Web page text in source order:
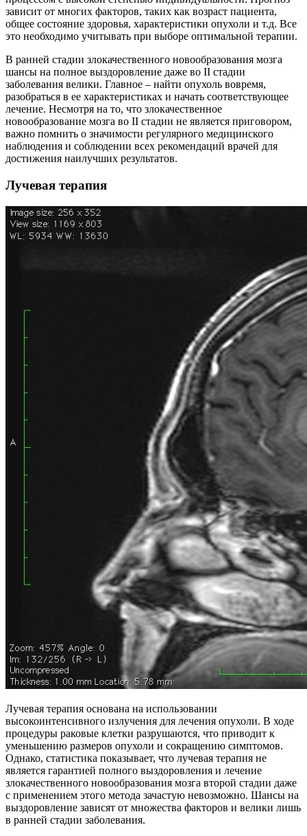
зависит от многих факторов, таких как возраст пациента,
общее состояние здоровья, характеристики опухоли и т.д. Все
это необходимо учитывать при выборе оптимальной терапии.
В ранней стадии злокачественного новообразования мозга
шансы на полное выздоровление даже во II стадии
заболевания велики. Главное – найти опухоль вовремя,
разобраться в ее характеристиках и начать соответствующее
лечение. Несмотря на то, что злокачественное
новообразование мозга во II стадии не является приговором,
важно помнить о значимости регулярного медицинского
наблюдения и соблюдении всех рекомендаций врачей для
достижения наилучших результатов.
Лучевая терапия
Лучевая терапия основана на использовании
высокоинтенсивного излучения для лечения опухоли. В ходе
процедуры раковые клетки разрушаются, что приводит к
уменьшению размеров опухоли и сокращению симптомов.
Однако, статистика показывает, что лучевая терапия не
является гарантией полного выздоровления и лечение
злокачественного новообразования мозга второй стадии даже
с применением этого метода зачастую невозможно. Шансы на
выздоровление зависят от множества факторов и велики лишь
в ранней стадии заболевания.